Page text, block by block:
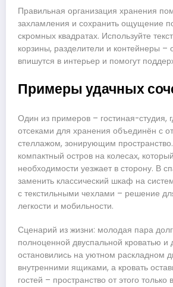
Правильная организация хранения
захламления и сохранить ощущение
скромных квадратах. Используйте
корзины, разделители и контейнеры –
впишутся в интерьер и помогут
Примеры удачных
Один из примеров – гостиная-студия,
отсеками для хранения объединён с
стеллажом, зонирующим
компактный остров на колесах,
необходимости уезжает в сторону. В
заменить классический шкаф на
с текстильными чехлами – решение
легкости и мобильности.
Сценарий из жизни: молодая пара
полноценной двуспальной кроватью и
остановились на уютном раскладном
внутренними ящиками, а кровать
гостей – пространство от этого только